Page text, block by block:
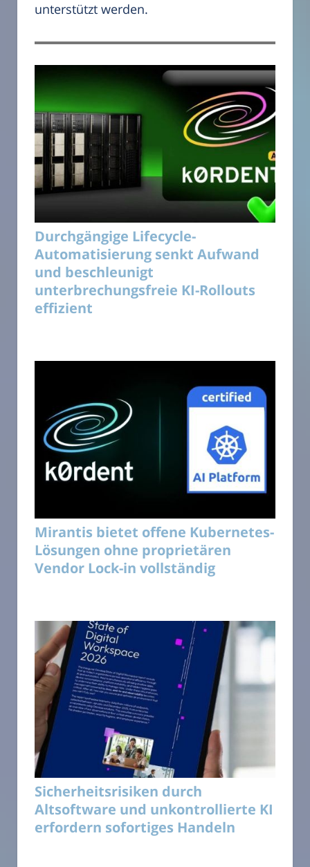
unterstützt werden.
Durchgängige Lifecycle-
Automatisierung senkt Aufwand
und beschleunigt
unterbrechungsfreie KI-Rollouts
effizient
Mirantis bietet offene Kubernetes-
Lösungen ohne proprietären
Vendor Lock-in vollständig
Sicherheitsrisiken durch
Altsoftware und unkontrollierte KI
erfordern sofortiges Handeln